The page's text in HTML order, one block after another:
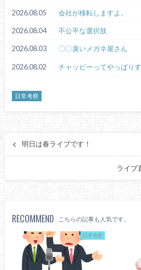
2026.08.05 会社が移転しますよ。
2026.08.04 不公平な選択肢
2026.08.03 〇〇臭いメガネ屋さん
2026.08.02 チャッピーってやっぱり
日常考察
明日は春ライブです！
ライブ
RECOMMEND こちらの記事も人気です。
日常考察